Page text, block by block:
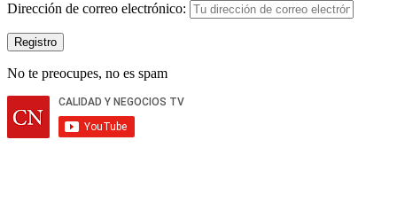
Dirección de correo electrónico:
No te preocupes, no es spam